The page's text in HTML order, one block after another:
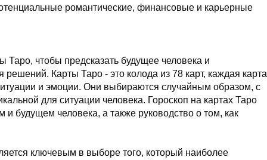
романтические, финансовые и карьерные
Таро, чтобы предсказать будущее человека и
решений. Карты Таро - это колода из 78 карт, каждая карта
и эмоции. Они выбираются случайным образом, с
для ситуации человека. Гороскоп на картах Таро
будущем человека, а также руководство о том, как
ключевым в выборе того, который наиболее